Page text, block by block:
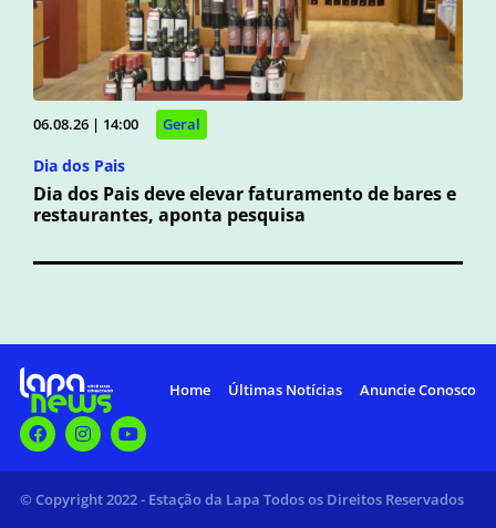
06.08.26 | 14:00 Geral
Dia dos Pais
Dia dos Pais deve elevar faturamento de bares e
restaurantes, aponta pesquisa
Home Últimas Notícias Anuncie Conosco
© Copyright 2022 - Estação da Lapa Todos os Direitos Reservados